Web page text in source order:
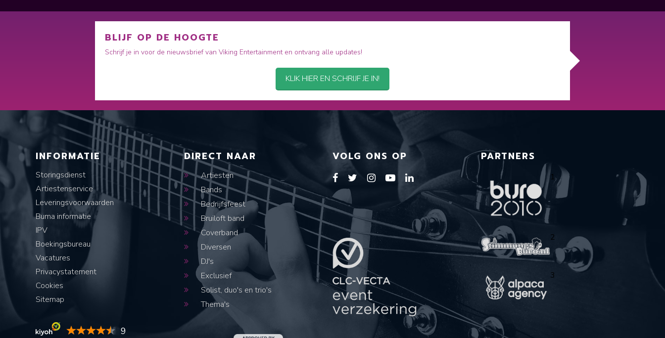
BLIJF OP DE HOOGTE
Schrijf je in voor de nieuwsbrief van Viking Entertainment en ontvang alle updates!
KLIK HIER EN SCHRIJF JE IN!
INFORMATIE
Storingsdienst
Artiestenservice
Leveringsvoorwaarden
Buma informatie
IPV
Boekingsbureau
Vacatures
Privacystatement
Cookies
Sitemap
9
DIRECT NAAR
Artiesten
Bands
Bedrijfsfeest
Bruiloft band
Coverband
Diversen
DJ's
Exclusief
Solist, duo's en trio's
Thema's
VOLG ONS OP PARTNERS
1
2
3